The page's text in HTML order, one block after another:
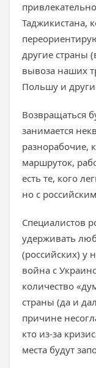
Таджикистана,
другие страны
вывоза наших
Польшу и
Возвращаться
занимается
разнорабочие,
маршруток,
есть те, кого
но с
Специалистов
удерживать
(российских) у
война с
количество
страны (да и
причине
кто из-за
места будут